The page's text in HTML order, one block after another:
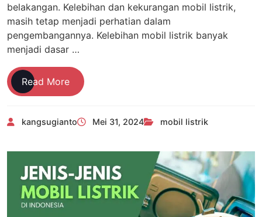
belakangan. Kelebihan dan kekurangan mobil listrik,
masih tetap menjadi perhatian dalam
pengembangannya. Kelebihan mobil listrik banyak
menjadi dasar …
Read MoreWajib
Tahu
Kelebihan
Kekurangan
Mobil
Listrik
kangsugianto Mei 31, 2024 mobil listrik